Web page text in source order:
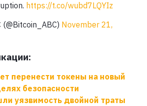
https://t.co/wubd7LQYIz
November 21,
перенести токены на новый
безопасности
уязвимость двойной траты